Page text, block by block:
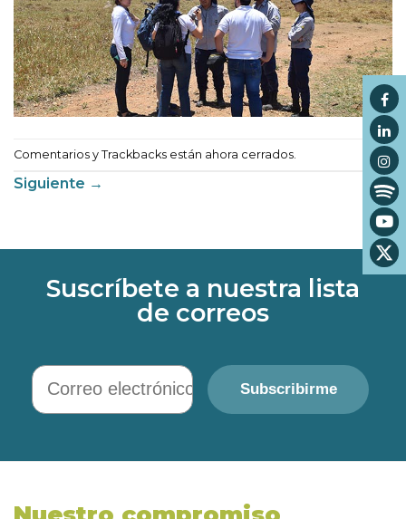
Comentarios y Trackbacks están ahora cerrados.
Siguiente →
Suscríbete a nuestra lista
de correos
Correo electrónico
Subscribirme